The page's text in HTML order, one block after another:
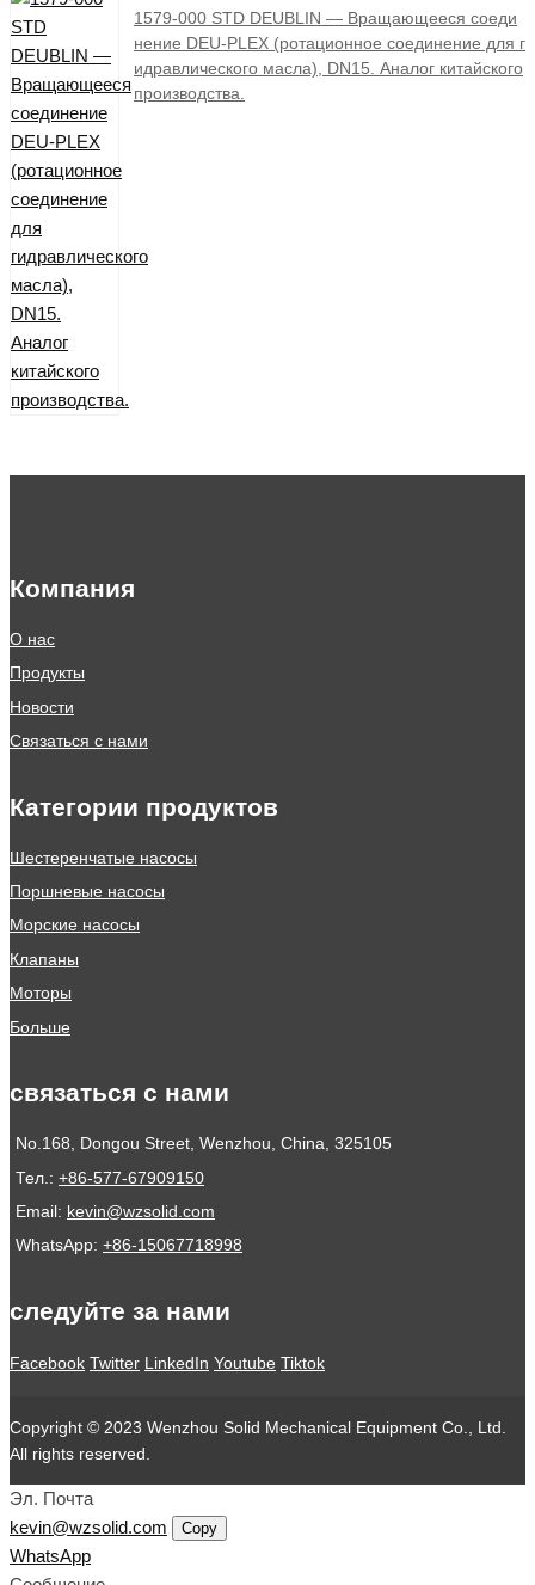
1579-000 STD DEUBLIN — Вращающееся соеди
нение DEU-PLEX (ротационное соединение для г
идравлического масла), DN15. Аналог китайского
производства.
Компания
О нас
Продукты
Новости
Связаться с нами
Категории продуктов
Шестеренчатые насосы
Поршневые насосы
Морские насосы
Клапаны
Моторы
Больше
связаться с нами
No.168, Dongou Street, Wenzhou, China, 325105
Тел.: +86-577-67909150
Email: kevin@wzsolid.com
WhatsApp: +86-15067718998
следуйте за нами
Facebook Twitter LinkedIn Youtube Tiktok
Copyright © 2023 Wenzhou Solid Mechanical Equipment Co., Ltd.
All rights reserved.
Эл. Почта
kevin@wzsolid.com
Copy
WhatsApp